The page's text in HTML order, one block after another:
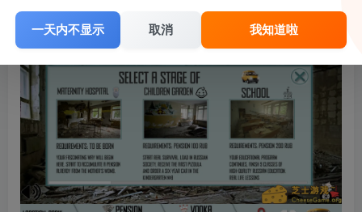
一天内不显示 取消 我知道啦